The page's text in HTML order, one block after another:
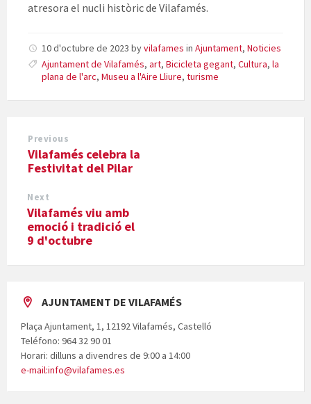
atresora el nucli històric de Vilafamés.
10 d'octubre de 2023 byvilafames in Ajuntament, Noticies
Ajuntament de Vilafamés, art, Bicicleta gegant, Cultura, la
plana de l'arc, Museu a l'Aire Lliure, turisme
Previous
Vilafamés celebra la
Festivitat del Pilar
Next
Vilafamés viu amb
emoció i tradició el
9 d'octubre
AJUNTAMENT DE VILAFAMÉS
Plaça Ajuntament, 1, 12192 Vilafamés, Castelló
Teléfono: 964 32 90 01
Horari: dilluns a divendres de 9:00 a 14:00
e-mail:info@vilafames.es